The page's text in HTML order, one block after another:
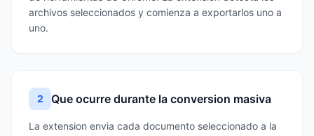
archivos seleccionados y comienza a exportarlos uno a
uno.
2 Que ocurre durante la conversion masiva
La extension envia cada documento seleccionado a la